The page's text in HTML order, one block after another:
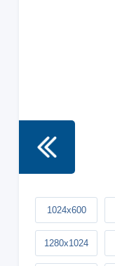
1024x600
1280x1024